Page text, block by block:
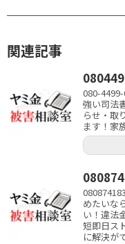
関連記事
080-
強い司法
らせ・取
ます！家
めたいな
い！違法
短即日ス
に解決が